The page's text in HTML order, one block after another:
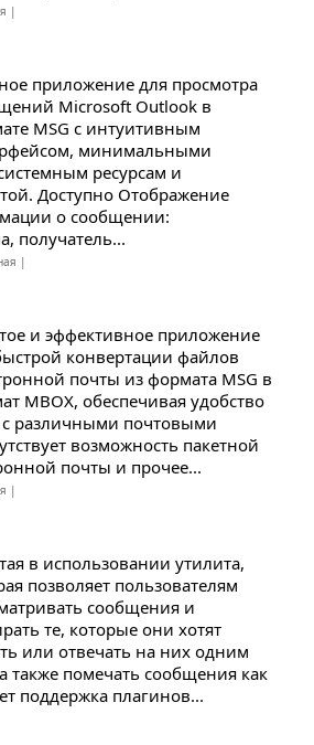
|
приложение для просмотра
Microsoft Outlook в
MSG с интуитивным
минимальными
ресурсам и
Доступно Отображение
о сообщении:
получатель...
|
и эффективное приложение
конвертации файлов
почты из формата MSG в
MBOX, обеспечивая удобство
с различными почтовыми
возможность пакетной
почты и прочее...
|
в использовании утилита,
позволяет пользователям
сообщения и
те, которые они хотят
или отвечать на них одним
помечать сообщения как
поддержка плагинов...